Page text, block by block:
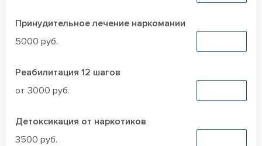
Принудительное лечение наркомании
5000 руб.
Реабилитация 12 шагов
от 3000 руб.
Детоксикация от наркотиков
3500 руб.